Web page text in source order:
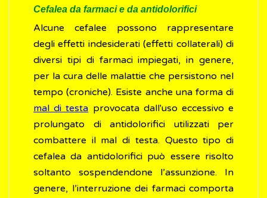
Cefalea da farmaci e da antidolorifici
Alcune cefalee possono rappresentare
degli effetti indesiderati (effetti collaterali) di
diversi tipi di farmaci impiegati, in genere,
per la cura delle malattie che persistono nel
tempo (croniche). Esiste anche una forma di
mal di testa provocata dall'uso eccessivo e
prolungato di antidolorifici utilizzati per
combattere il mal di testa. Questo tipo di
cefalea da antidolorifici può essere risolto
soltanto sospendendone l’assunzione. In
genere, l’interruzione dei farmaci comporta